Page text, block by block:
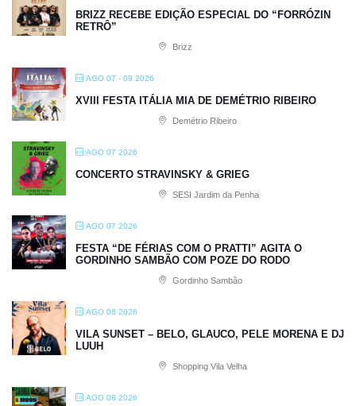
BRIZZ RECEBE EDIÇÃO ESPECIAL DO “FORRÓZIN
RETRÔ”
Brizz
AGO 07 - 09 2026
XVIII FESTA ITÁLIA MIA DE DEMÉTRIO RIBEIRO
Demétrio Ribeiro
AGO 07 2026
CONCERTO STRAVINSKY & GRIEG
SESI Jardim da Penha
AGO 07 2026
FESTA “DE FÉRIAS COM O PRATTI” AGITA O
GORDINHO SAMBÃO COM POZE DO RODO
Gordinho Sambão
AGO 08 2026
VILA SUNSET – BELO, GLAUCO, PELE MORENA E DJ
LUUH
Shopping Vila Velha
AGO 08 2026